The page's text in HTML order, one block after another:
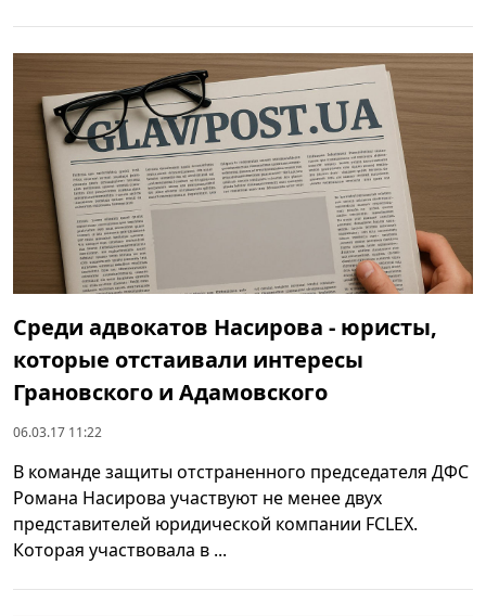
Среди адвокатов Насирова - юристы,
которые отстаивали интересы
Грановского и Адамовского
06.03.17 11:22
В команде защиты отстраненного председателя ДФС
Романа Насирова участвуют не менее двух
представителей юридической компании FCLEX.
Которая участвовала в ...